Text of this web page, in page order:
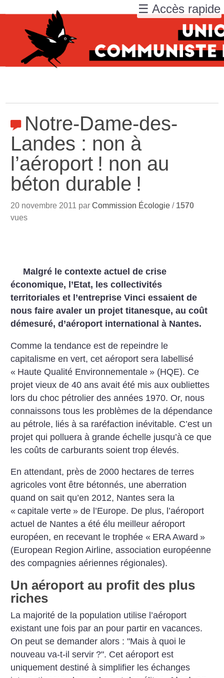
Notre-Dame-des-
Landes : non à
l’aéroport ! non au
béton durable !
20 novembre 2011 parCommission Écologie / 1570
vues
Malgré le contexte actuel de crise
économique, l’Etat, les collectivités
territoriales et l’entreprise Vinci essaient de
nous faire avaler un projet titanesque, au coût
démesuré, d’aéroport international à Nantes.
Comme la tendance est de repeindre le
capitalisme en vert, cet aéroport sera labellisé
« Haute Qualité Environnementale » (HQE). Ce
projet vieux de 40 ans avait été mis aux oubliettes
lors du choc pétrolier des années 1970. Or, nous
connaissons tous les problèmes de la dépendance
au pétrole, liés à sa raréfaction inévitable. C’est un
projet qui polluera à grande échelle jusqu’à ce que
les coûts de carburants soient trop élevés.
En attendant, près de 2000 hectares de terres
agricoles vont être bétonnés, une aberration
quand on sait qu’en 2012, Nantes sera la
« capitale verte » de l’Europe. De plus, l’aéroport
actuel de Nantes a été élu meilleur aéroport
européen, en recevant le trophée « ERA Award »
(European Region Airline, association européenne
des compagnies aériennes régionales).
Un aéroport au profit des plus
riches
La majorité de la population utilise l’aéroport
existant une fois par an pour partir en vacances.
On peut se demander alors : "Mais à quoi le
nouveau va-t-il servir ?". Cet aéroport est
uniquement destiné à simplifier les échanges
☰ Accès rapide